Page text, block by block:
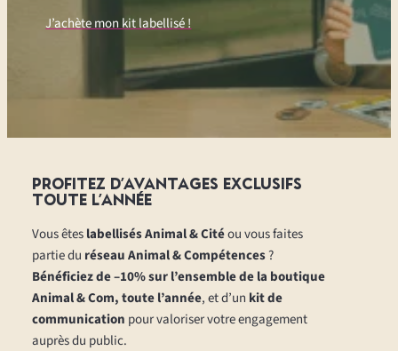
J’achète mon kit labellisé !
PROFITEZ D’AVANTAGES EXCLUSIFS
TOUTE L’ANNÉE
Vous êteslabellisés Animal & Citéou vous faites
partie du réseau Animal & Compétences?
Bénéficiez de –10% sur l’ensemble de la boutique
Animal & Com, toute l’année, et d’un kit de
communication pour valoriser votre engagement
auprès du public.